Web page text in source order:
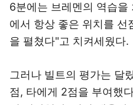
6분에는 브레멘의 역습
에서 항상 좋은 위치를 선
을 펼쳤다"고 치켜세웠다.
그러나 빌트의 평가는 달
점, 타에게 2점을 부여했